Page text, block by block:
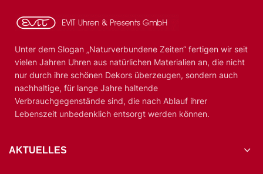
Unter dem Slogan „Naturverbundene Zeiten“ fertigen wir seit
vielen Jahren Uhren aus natürlichen Materialien an, die nicht
nur durch ihre schönen Dekors überzeugen, sondern auch
nachhaltige, für lange Jahre haltende
Verbrauchgegenstände sind, die nach Ablauf ihrer
Lebenszeit unbedenklich entsorgt werden können.
AKTUELLES